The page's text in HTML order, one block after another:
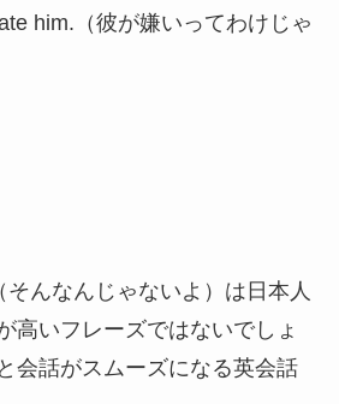
him.（彼が嫌いってわけじゃ
そんなんじゃないよ）は日本人
高いフレーズではないでしょ
会話がスムーズになる英会話